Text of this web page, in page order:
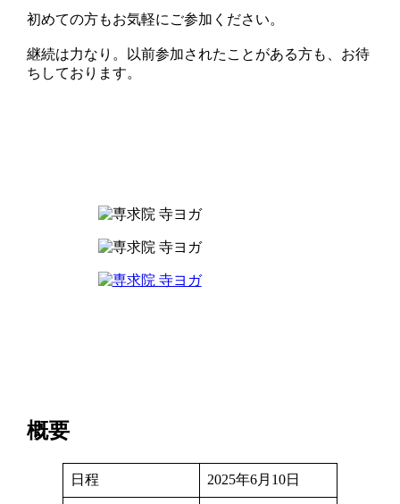
初めての方もお気軽にご参加ください。
継続は力なり。以前参加されたことがある方も、お待
ちしております。︎
概要
日程 2025年6月10日